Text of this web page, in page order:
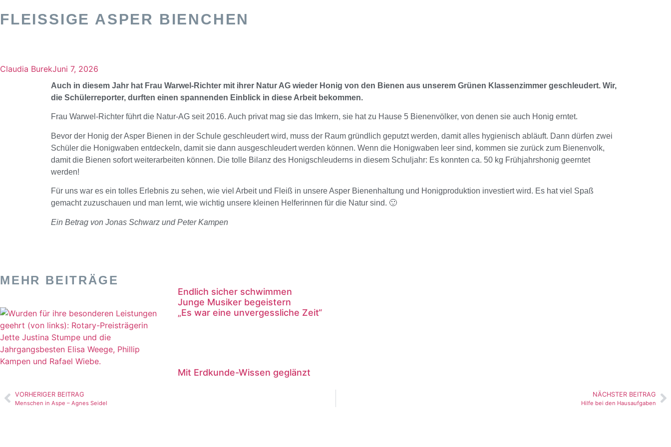
FLEISSIGE ASPER BIENCHEN
Claudia BurekJuni 7, 2026
Auch in diesem Jahr hat Frau Warwel­-Richter mit ihrer Natur AG wieder Honig von den Bienen aus unserem Grünen Klassenzimmer geschleudert. Wir,
die Schülerreporter, durften einen spannenden Einblick in diese Arbeit bekommen.
Frau Warwel-Richter führt die Natur-AG seit 2016. Auch privat mag sie das Imkern, sie hat zu Hause 5 Bienenvölker, von denen sie auch Honig erntet.
Bevor der Honig der Asper Bienen in der Schule geschleudert wird, muss der Raum gründlich geputzt werden, damit alles hygienisch abläuft. Dann dürfen zwei
Schüler die Honigwaben entdeckeln, damit sie dann ausgeschleudert werden können. Wenn die Honigwaben leer sind, kommen sie zurück zum Bienenvolk,
damit die Bienen sofort weiterarbeiten können. Die tolle Bilanz des Honigschleuderns in diesem Schuljahr: Es konnten ca. 50 kg Frühjahrshonig geerntet
werden!
Für uns war es ein tolles Erlebnis zu sehen, wie viel Arbeit und Fleiß in unsere Asper Bienenhaltung und Honigproduktion investiert wird. Es hat viel Spaß
gemacht zuzuschauen und man lernt, wie wichtig unsere kleinen Helferinnen für die Natur sind. 🙂
Ein Betrag von Jonas Schwarz und Peter Kampen
MEHR BEITRÄGE
Endlich sicher schwimmen
Junge Musiker begeistern
„Es war eine unvergessliche Zeit“
Mit Erdkunde-Wissen geglänzt
VORHERIGER BEITRAG
Menschen in Aspe – Agnes Seidel
NÄCHSTER BEITRAG
Hilfe bei den Hausaufgaben